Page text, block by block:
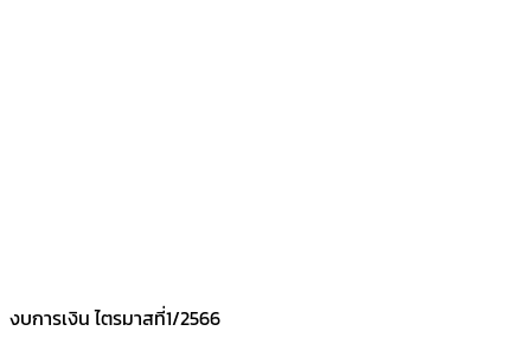
งบการเงิน ไตรมาสที่1/2566